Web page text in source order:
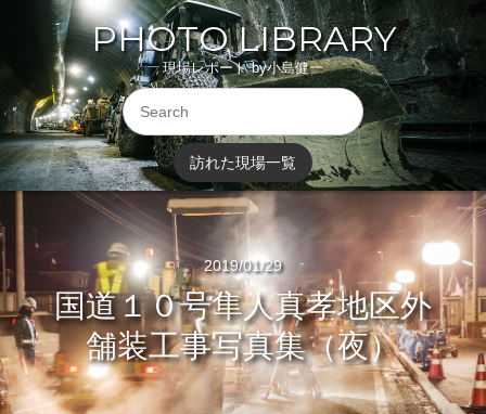
PHOTO LIBRARY
現場レポート by小島健一
訪れた現場一覧
2019/01/29
国道１０号隼人真孝地区外
舗装工事写真集（夜）